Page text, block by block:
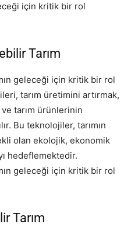
için kritik bir rol
Tarım
geleceği için kritik bir rol
tarım üretimini artırmak,
tarım ürünlerinin
Bu teknolojiler, tarımın
olan ekolojik, ekonomik
hedeflemektedir.
geleceği için kritik bir rol
Tarım